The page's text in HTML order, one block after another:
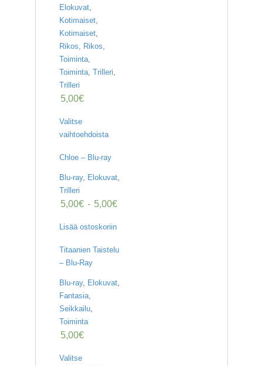
Elokuvat,
Kotimaiset,
Kotimaiset,
Rikos, Rikos,
Toiminta,
Toiminta, Trilleri,
Trilleri
5,00€
Valitse
vaihtoehdoista
Chloe – Blu-ray
Blu-ray, Elokuvat,
Trilleri
5,00€ - 5,00€
Lisää ostoskoriin
Titaanien Taistelu
– Blu-Ray
Blu-ray, Elokuvat,
Fantasia,
Seikkailu,
Toiminta
5,00€
Valitse